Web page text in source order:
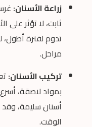
زراعة الأسنان:
ثابت، لا تؤثر على
تدوم لفترة أطول،
مراحل.
تركيب الأسنان:
بمواد لاصقة،
أسنان سليمة، وقد
الوقت.